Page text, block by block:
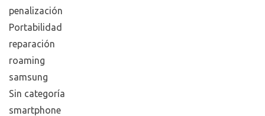
penalización
Portabilidad
reparación
roaming
samsung
Sin categoría
smartphone